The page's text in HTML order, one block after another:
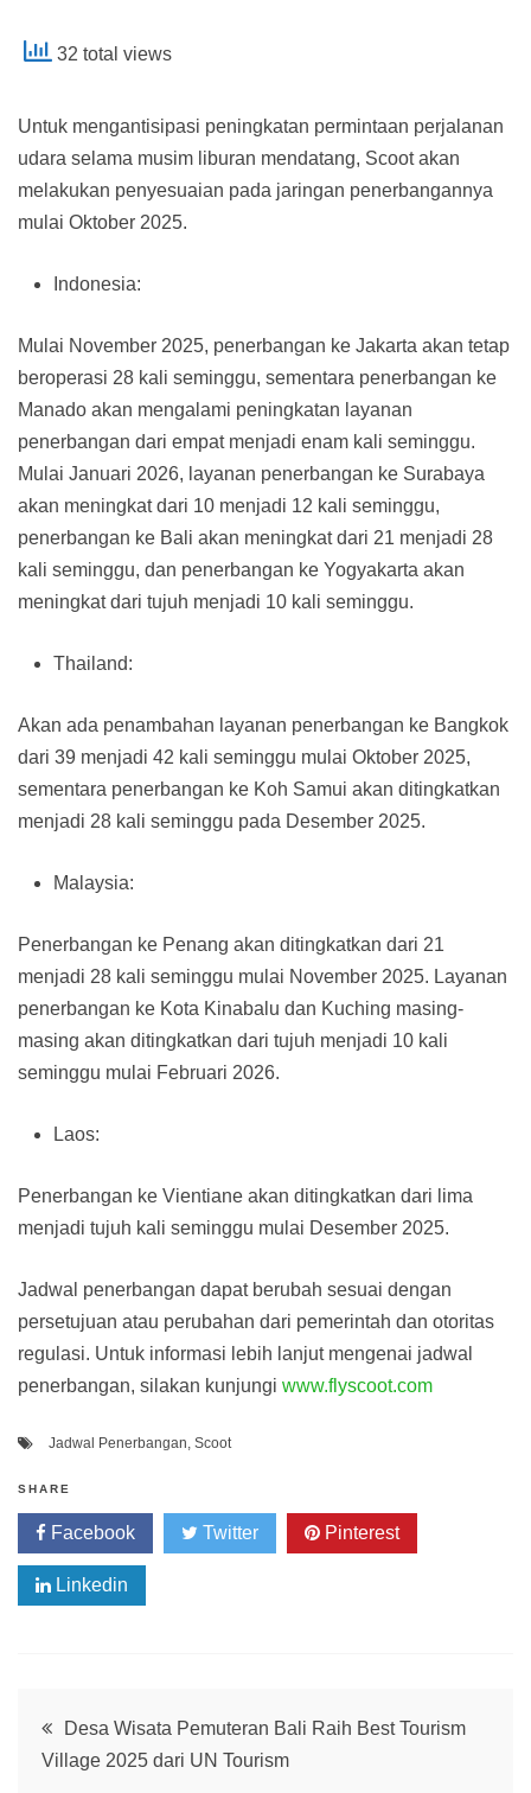
32 total views
Untuk mengantisipasi peningkatan permintaan perjalanan
udara selama musim liburan mendatang, Scoot akan
melakukan penyesuaian pada jaringan penerbangannya
mulai Oktober 2025.
Indonesia:
Mulai November 2025, penerbangan ke Jakarta akan tetap
beroperasi 28 kali seminggu, sementara penerbangan ke
Manado akan mengalami peningkatan layanan
penerbangan dari empat menjadi enam kali seminggu.
Mulai Januari 2026, layanan penerbangan ke Surabaya
akan meningkat dari 10 menjadi 12 kali seminggu,
penerbangan ke Bali akan meningkat dari 21 menjadi 28
kali seminggu, dan penerbangan ke Yogyakarta akan
meningkat dari tujuh menjadi 10 kali seminggu.
Thailand:
Akan ada penambahan layanan penerbangan ke Bangkok
dari 39 menjadi 42 kali seminggu mulai Oktober 2025,
sementara penerbangan ke Koh Samui akan ditingkatkan
menjadi 28 kali seminggu pada Desember 2025.
Malaysia:
Penerbangan ke Penang akan ditingkatkan dari 21
menjadi 28 kali seminggu mulai November 2025. Layanan
penerbangan ke Kota Kinabalu dan Kuching masing-
masing akan ditingkatkan dari tujuh menjadi 10 kali
seminggu mulai Februari 2026.
Laos:
Penerbangan ke Vientiane akan ditingkatkan dari lima
menjadi tujuh kali seminggu mulai Desember 2025.
Jadwal penerbangan dapat berubah sesuai dengan
persetujuan atau perubahan dari pemerintah dan otoritas
regulasi. Untuk informasi lebih lanjut mengenai jadwal
penerbangan, silakan kunjungi www.flyscoot.com
Jadwal Penerbangan, Scoot
SHARE
Facebook Twitter Pinterest
Linkedin
Post
navigation
Desa Wisata Pemuteran Bali Raih Best Tourism
Village 2025 dari UN Tourism